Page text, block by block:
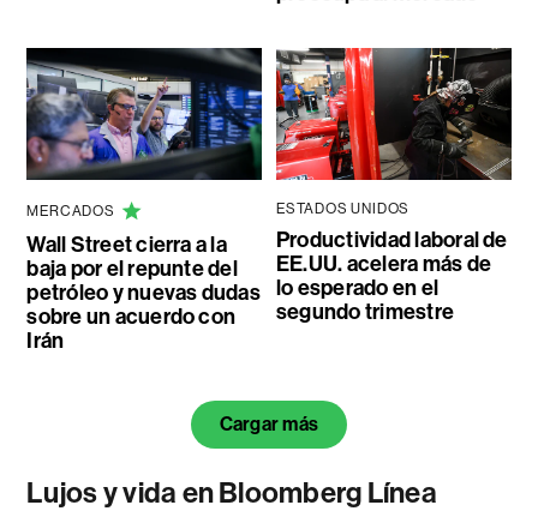
MERCADOS
Wall Street cierra a la
baja por el repunte del
petróleo y nuevas dudas
sobre un acuerdo con
Irán
ESTADOS UNIDOS
Productividad laboral de
EE.UU. acelera más de
lo esperado en el
segundo trimestre
Cargar más
Lujos y vida en Bloomberg Línea